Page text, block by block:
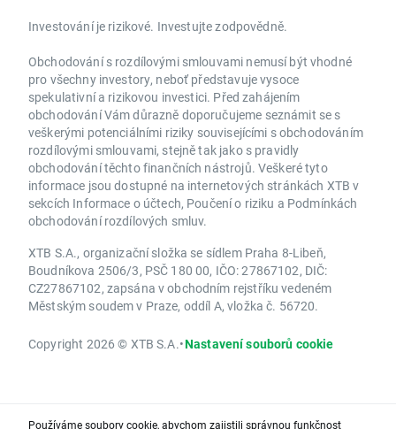
Investování je rizikové. Investujte zodpovědně.
Obchodování s rozdílovými smlouvami nemusí být vhodné
pro všechny investory, neboť představuje vysoce
spekulativní a rizikovou investici. Před zahájením
obchodování Vám důrazně doporučujeme seznámit se s
veškerými potenciálními riziky souvisejícími s obchodováním
rozdílovými smlouvami, stejně tak jako s pravidly
obchodování těchto finančních nástrojů. Veškeré tyto
informace jsou dostupné na internetových stránkách XTB v
sekcích Informace o účtech, Poučení o riziku a Podmínkách
obchodování rozdílových smluv.
XTB S.A., organizační složka se sídlem Praha 8-Libeň,
Boudníkova 2506/3, PSČ 180 00, IČO: 27867102, DIČ:
CZ27867102, zapsána v obchodním rejstříku vedeném
Městským soudem v Praze, oddíl A, vložka č. 56720.
Copyright 2026 © XTB S.A.•Nastavení souborů cookie
Používáme soubory cookie, abychom zajistili správnou funkčnost